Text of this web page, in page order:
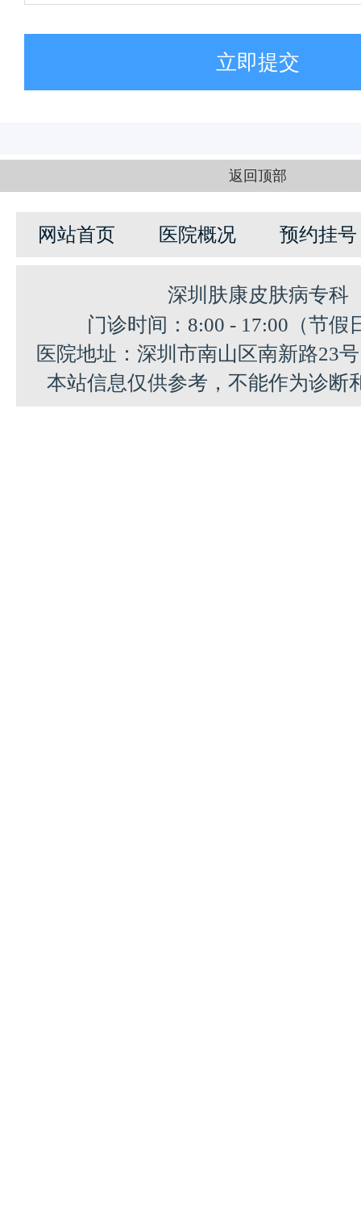
立即提交
返回顶部
网站首页 医院概况 预约挂号
深圳肤康皮肤病专科
门诊时间：8:00 - 17:00（节假
医院地址：深圳市南山区南新路23
本站信息仅供参考，不能作为诊断